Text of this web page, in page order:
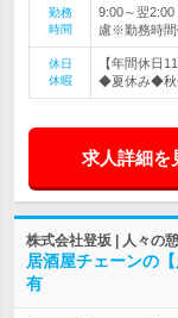
勤務
時間
9:00～翌
慮※勤務時間
休日
休暇
【年間休日
◆夏休み◆秋
求人詳細を
株式会社登坂 | 人々の
居酒屋チェーンの
有